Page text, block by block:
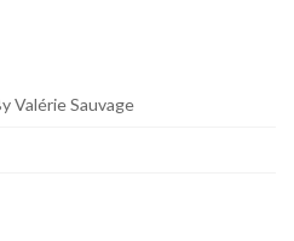
Valérie Sauvage